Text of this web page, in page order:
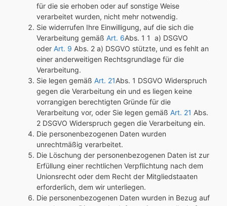
für die sie erhoben oder auf sonstige Weise
verarbeitet wurden, nicht mehr notwendig.
Sie widerrufen Ihre Einwilligung, auf die sich die
Verarbeitung gemäß Art. 6Abs. 1 1 a) DSGVO
oder Art. 9 Abs. 2 a) DSGVO stützte, und es fehlt an
einer anderweitigen Rechtsgrundlage für die
Verarbeitung.
Sie legen gemäß Art. 21Abs. 1 DSGVO Widerspruch
gegen die Verarbeitung ein und es liegen keine
vorrangigen berechtigten Gründe für die
Verarbeitung vor, oder Sie legen gemäß Art. 21 Abs.
2 DSGVO Widerspruch gegen die Verarbeitung ein.
Die personenbezogenen Daten wurden
unrechtmäßig verarbeitet.
Die Löschung der personenbezogenen Daten ist zur
Erfüllung einer rechtlichen Verpflichtung nach dem
Unionsrecht oder dem Recht der Mitgliedstaaten
erforderlich, dem wir unterliegen.
Die personenbezogenen Daten wurden in Bezug auf